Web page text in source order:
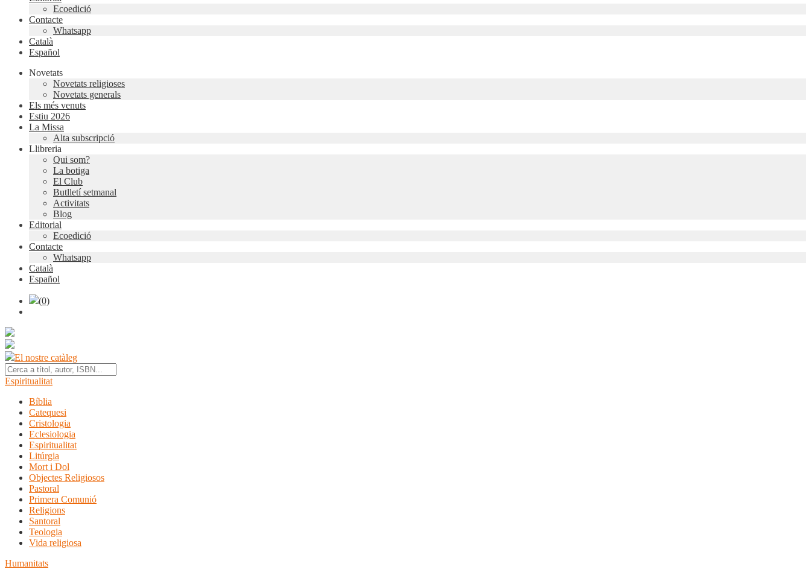
Ecoedició
Contacte
Whatsapp
Català
Español
Novetats
Novetats religioses
Novetats generals
Els més venuts
Estiu 2026
La Missa
Alta subscripció
Llibreria
Qui som?
La botiga
El Club
Butlletí setmanal
Activitats
Blog
Editorial
Ecoedició
Contacte
Whatsapp
Català
Español
(0)
El nostre catàleg
Espiritualitat
Bíblia
Catequesi
Cristologia
Eclesiologia
Espiritualitat
Litúrgia
Mort i Dol
Objectes Religiosos
Pastoral
Primera Comunió
Religions
Santoral
Teologia
Vida religiosa
Humanitats